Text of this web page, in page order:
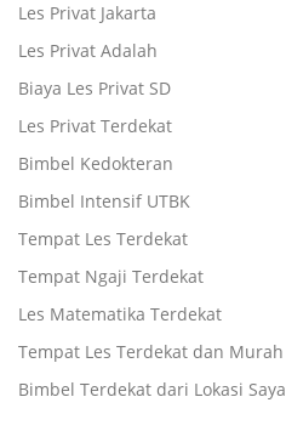
Les Privat Jakarta
Les Privat Adalah
Biaya Les Privat SD
Les Privat Terdekat
Bimbel Kedokteran
Bimbel Intensif UTBK
Tempat Les Terdekat
Tempat Ngaji Terdekat
Les Matematika Terdekat
Tempat Les Terdekat dan Murah
Bimbel Terdekat dari Lokasi Saya